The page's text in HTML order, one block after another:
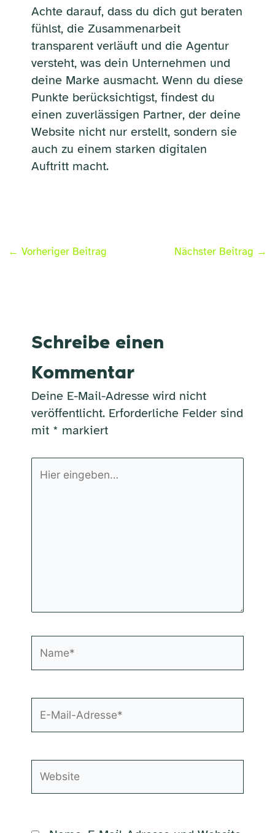
Achte darauf, dass du dich gut beraten
fühlst, die Zusammenarbeit
transparent verläuft und die Agentur
versteht, was dein Unternehmen und
deine Marke ausmacht. Wenn du diese
Punkte berücksichtigst, findest du
einen zuverlässigen Partner, der deine
Website nicht nur erstellt, sondern sie
auch zu einem starken digitalen
Auftritt macht.
← Vorheriger Beitrag Nächster Beitrag →
Schreibe einen
Kommentar
Deine E-Mail-Adresse wird nicht
veröffentlicht. Erforderliche Felder sind
mit * markiert
eingeben…
Mail-